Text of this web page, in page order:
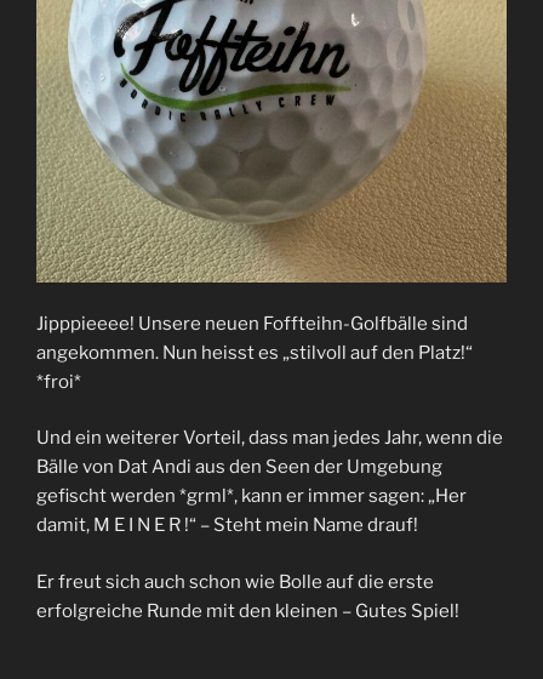
Jipppieeee! Unsere neuen Foffteihn-Golfbälle sind
angekommen. Nun heisst es „stilvoll auf den Platz!“
*froi*
Und ein weiterer Vorteil, dass man jedes Jahr, wenn die
Bälle von Dat Andi aus den Seen der Umgebung
gefischt werden *grml*, kann er immer sagen: „Her
damit, M E I N E R !“ – Steht mein Name drauf!
Er freut sich auch schon wie Bolle auf die erste
erfolgreiche Runde mit den kleinen – Gutes Spiel!